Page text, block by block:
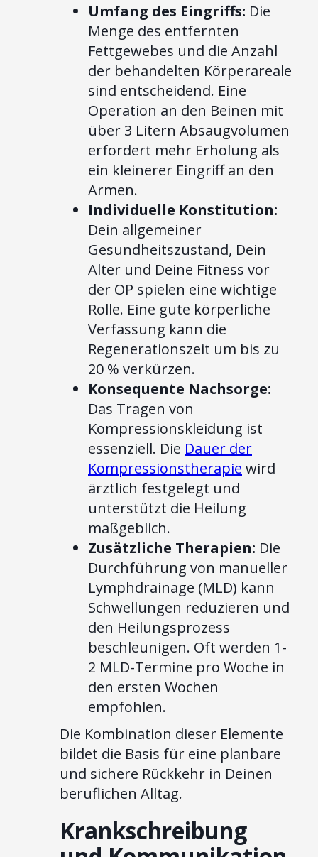
Umfang des Eingriffs: Die
Menge des entfernten
Fettgewebes und die Anzahl
der behandelten Körperareale
sind entscheidend. Eine
Operation an den Beinen mit
über 3 Litern Absaugvolumen
erfordert mehr Erholung als
ein kleinerer Eingriff an den
Armen.
Individuelle Konstitution:
Dein allgemeiner
Gesundheitszustand, Dein
Alter und Deine Fitness vor
der OP spielen eine wichtige
Rolle. Eine gute körperliche
Verfassung kann die
Regenerationszeit um bis zu
20 % verkürzen.
Konsequente Nachsorge:
Das Tragen von
Kompressionskleidung ist
essenziell. Die Dauer der
Kompressionstherapie wird
ärztlich festgelegt und
unterstützt die Heilung
maßgeblich.
Zusätzliche Therapien: Die
Durchführung von manueller
Lymphdrainage (MLD) kann
Schwellungen reduzieren und
den Heilungsprozess
beschleunigen. Oft werden 1-
2 MLD-Termine pro Woche in
den ersten Wochen
empfohlen.
Die Kombination dieser Elemente
bildet die Basis für eine planbare
und sichere Rückkehr in Deinen
beruflichen Alltag.
Krankschreibung